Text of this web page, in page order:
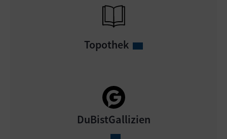
Topothek
DuBistGallizien